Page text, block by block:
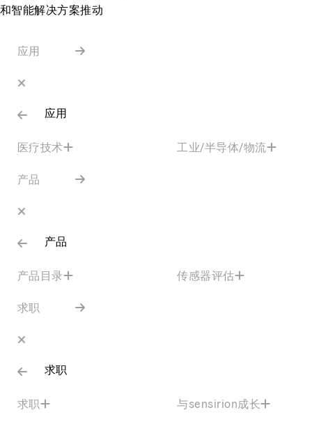
和智能解决方案推动
应用
应用
医疗技术 工业/半导体/物流
产品
产品
产品目录 传感器评估
求职
求职
求职 与sensirion成长